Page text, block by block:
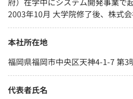
2003年10月 大学院修了後、株式
本社所在地
福岡県福岡市中央区天神4-1-7 第3
代表者氏名